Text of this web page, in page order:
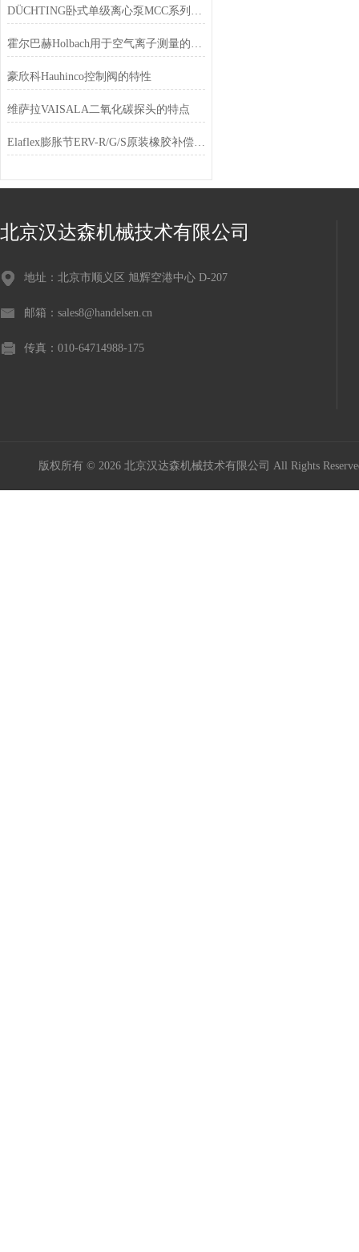
DÜCHTING卧式单级离心泵MCC系列的主要特点
霍尔巴赫Holbach用于空气离子测量的电离仪
豪欣科Hauhinco控制阀的特性
维萨拉VAISALA二氧化碳探头的特点
Elaflex膨胀节ERV-R/G/S原装橡胶补偿器 耐油耐腐蚀减振
北京汉达森机械技术有限公司
地址：北京市顺义区 旭辉空港中心 D-207
邮箱：sales8@handelsen.cn
传真：010-64714988-175
版权所有 © 2026 北京汉达森机械技术有限公司 All Rights